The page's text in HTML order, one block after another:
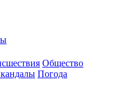
Общество
Погода